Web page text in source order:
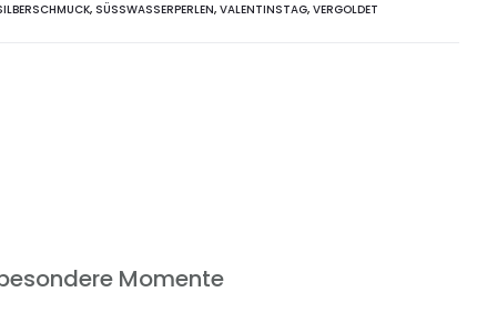
, SÜSSWASSERPERLEN , VALENTINSTAG, VERGOLDET
Momente